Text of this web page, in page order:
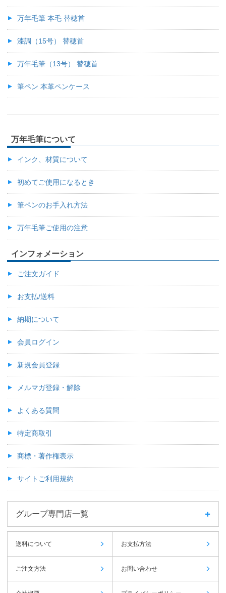
万年毛筆 本毛 替穂首
漆調（15号） 替穂首
万年毛筆（13号） 替穂首
筆ペン 本革ペンケース
万年毛筆について
インク、材質について
初めてご使用になるとき
筆ペンのお手入れ方法
万年毛筆ご使用の注意
インフォメーション
ご注文ガイド
お支払/送料
納期について
会員ログイン
新規会員登録
メルマガ登録・解除
よくある質問
特定商取引
商標・著作権表示
サイトご利用規約
グループ専門店一覧
送料について お支払方法
ご注文方法 お問い合わせ